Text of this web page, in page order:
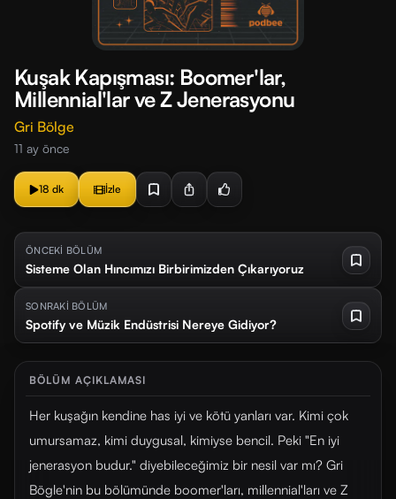
Kuşak Kapışması: Boomer'lar,
Millennial'lar ve Z Jenerasyonu
Gri Bölge
11 ay önce
18 dk İzle
ÖNCEKİ BÖLÜM
Sisteme Olan Hıncımızı Birbirimizden Çıkarıyoruz
SONRAKİ BÖLÜM
Spotify ve Müzik Endüstrisi Nereye Gidiyor?
BÖLÜM AÇIKLAMASI
Her kuşağın kendine has iyi ve kötü yanları var. Kimi çok
umursamaz, kimi duygusal, kimiyse bencil. Peki "En iyi
jenerasyon budur." diyebileceğimiz bir nesil var mı? Gri
Bögle'nin bu bölümünde boomer'ları, millennial'ları ve Z